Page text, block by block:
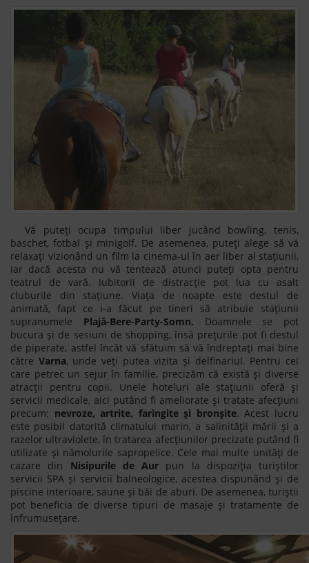
Vă puteți ocupa timpului liber jucând bowling, tenis,
baschet, fotbal și minigolf. De asemenea, puteți alege să vă
relaxați vizionând un film la cinema-ul în aer liber al stațiunii,
iar dacă acesta nu vă tentează atunci puteți opta pentru
teatrul de vară. Iubitorii de distracție pot lua cu asalt
cluburile din stațiune. Viața de noapte este destul de
animată, fapt ce i-a făcut pe tineri să atribuie stațiunii
supranumele Plajă-Bere-Party-Somn. Doamnele se pot
bucura și de sesiuni de shopping, însă prețurile pot fi destul
de piperate, astfel încât vă sfătuim să vă îndreptați mai bine
către Varna, unde veți putea vizita și delfinariul. Pentru cei
care petrec un sejur în familie, precizăm că există și diverse
atracții pentru copii. Unele hoteluri ale stațiunii oferă și
servicii medicale, aici putând fi ameliorate și tratate afecțiuni
precum: nevroze, artrite, faringite și bronșite. Acest lucru
este posibil datorită climatului marin, a salinității mării și a
razelor ultraviolete, în tratarea afecțiunilor precizate putând fi
utilizate și nămolurile sapropelice. Cele mai multe unități de
cazare din Nisipurile de Aur pun la dispoziția turiștilor
servicii SPA și servicii balneologice, acestea dispunând și de
piscine interioare, saune și băi de aburi. De asemenea, turiștii
pot beneficia de diverse tipuri de masaje și tratamente de
înfrumusețare.